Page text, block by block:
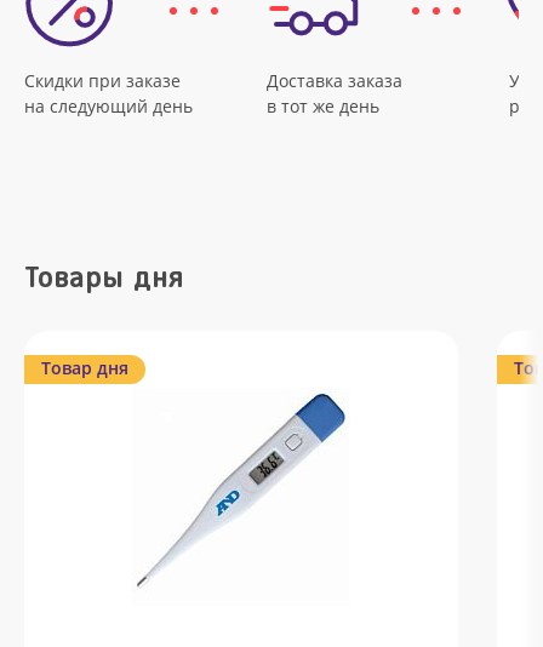
Скидки при заказе
на следующий день
Доставка заказа
в тот же день
Товары дня
Товар дня